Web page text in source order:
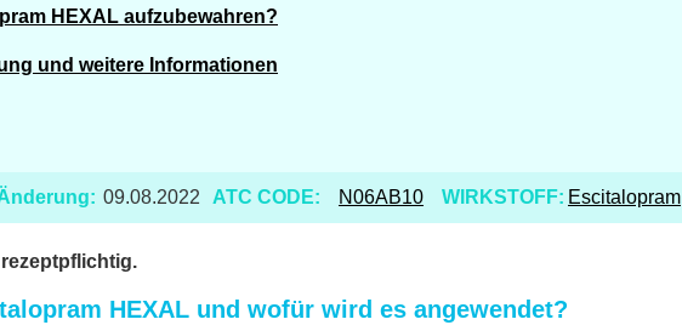
HEXAL aufzubewahren?
und weitere Informationen
09.08.2022 ATC CODE: N06AB10 WIRKSTOFF: Escitalopram
HEXAL und wofür wird es angewendet?